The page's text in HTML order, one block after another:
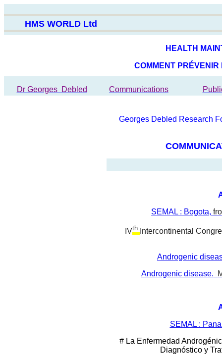
HMS WORLD Ltd
HEALTH
COMMENT
Dr Georges Debled Communications
Georges Debled Research
SEMAL : Bogota, f
IVth Intercontinental
Androgenic
Androgenic disease.
SEMAL :
# La Enfermedad
Diagnóstico y